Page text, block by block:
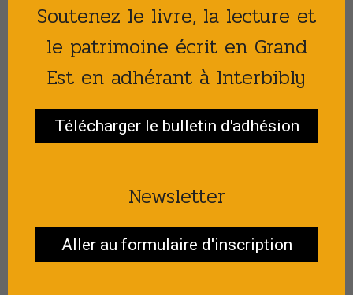
Numérique
ARTICLES COMPLÉMENTAIRE
Publié le : 28 JUIL 2026
[PATRIMOINE] Plan d’action de sûreté des
Soutenez le livre, la lecture et
le patrimoine écrit en Grand
Est en adhérant à Interbibly
Télécharger le bulletin d'adhésion
Newsletter
Aller au formulaire d'inscription